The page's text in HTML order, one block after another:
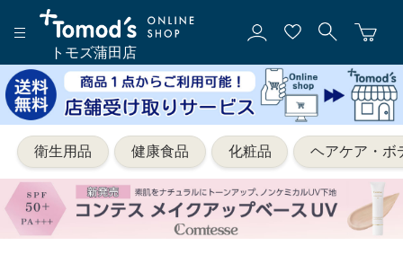
トモズ蒲田店
衛生用品 健康食品 化粧品 ヘアケア・ボ